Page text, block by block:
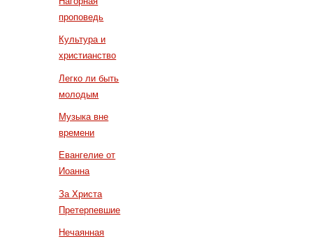
проповедь
Культура и
христианство
Легко ли быть
молодым
Музыка вне
времени
Евангелие от
Иоанна
За Христа
Претерпевшие
Нечаянная